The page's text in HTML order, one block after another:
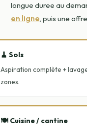
longue duree au
en ligne, puis une
🧹 Sols
Aspiration complète +
zones.
🍽️ Cuisine / cantine